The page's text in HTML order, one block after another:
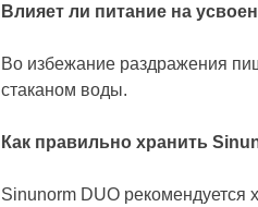
Влияет ли питание на
Во избежание раздражения
стаканом воды.
Как правильно хранить
Sinunorm DUO рекомендуется